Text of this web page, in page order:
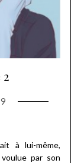
à lui-même,
voulue par son